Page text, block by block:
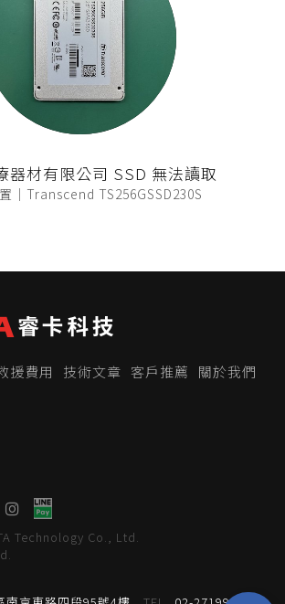
器材有限公司 SSD 無法讀取
｜Transcend TS256GSSD230S
援費用 技術文章 客戶推薦
關於我們
Technology Co., Ltd.